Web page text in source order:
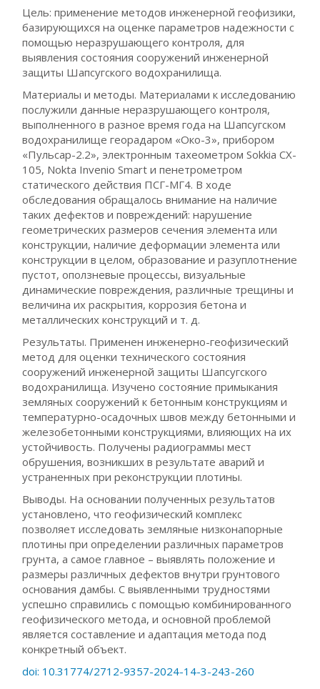
Цель: применение методов инженерной геофизики,
базирующихся на оценке параметров надежности с
помощью неразрушающего контроля, для
выявления состояния сооружений инженерной
защиты Шапсугского водохранилища.
Материалы и методы. Материалами к исследованию
послужили данные неразрушающего контроля,
выполненного в разное время года на Шапсугском
водохранилище георадаром «Око-3», прибором
«Пульсар-2.2», электронным тахеометром Sokkia CX-
105, Nokta Invenio Smart и пенетрометром
статического действия ПСГ-МГ4. В ходе
обследования обращалось внимание на наличие
таких дефектов и повреждений: нарушение
геометрических размеров сечения элемента или
конструкции, наличие деформации элемента или
конструкции в целом, образование и разуплотнение
пустот, оползневые процессы, визуальные
динамические повреждения, различные трещины и
величина их раскрытия, коррозия бетона и
металлических конструкций и т. д.
Результаты. Применен инженерно-геофизический
метод для оценки технического состояния
сооружений инженерной защиты Шапсугского
водохранилища. Изучено состояние примыкания
земляных сооружений к бетонным конструкциям и
температурно-осадочных швов между бетонными и
железобетонными конструкциями, влияющих на их
устойчивость. Получены радиограммы мест
обрушения, возникших в результате аварий и
устраненных при реконструкции плотины.
Выводы. На основании полученных результатов
установлено, что геофизический комплекс
позволяет исследовать земляные низконапорные
плотины при определении различных параметров
грунта, а самое главное – выявлять положение и
размеры различных дефектов внутри грунтового
основания дамбы. С выявленными трудностями
успешно справились с помощью комбинированного
геофизического метода, и основной проблемой
является составление и адаптация метода под
конкретный объект.
doi: 10.31774/2712-9357-2024-14-3-243-260